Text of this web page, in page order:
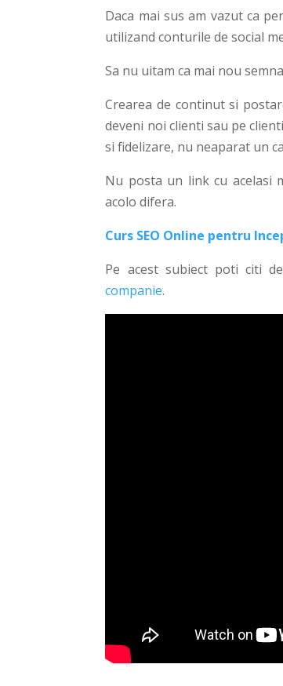
Daca mai sus am vazut ca
utilizand conturile de social
Sa nu uitam ca mai nou
Crearea de continut si
deveni noi clienti sau pe
si fidelizare, nu neaparat un
Nu posta un link cu acelasi
acolo difera.
Curs SEO Online pentru
Pe acest subiect poti citi
companie.